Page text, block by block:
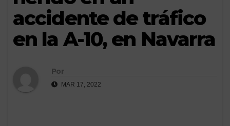
accidente de tráfico
en la A-10, en Navarra
Por
MAR 17, 2022